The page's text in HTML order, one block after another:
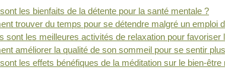
les bienfaits de la détente pour la santé mentale ?
trouver du temps pour se détendre malgré un emploi
sont les meilleures activités de relaxation pour favoriser
améliorer la qualité de son sommeil pour se sentir
les effets bénéfiques de la méditation sur le bien-être